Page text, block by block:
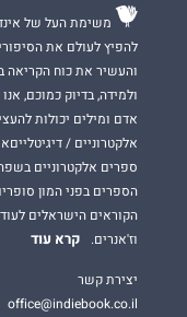
משימת העל של
להפיץ לעולם את
והעשיר את כוח הקריאה
ולמידה, בדיוק כמוכם,
אדם ומילים יכולות
אלקטרוניים /
ספרים אלקטרוניים
הספרים בפני המון
הקוראים הישראלים
וז'אנרים.
קרא עוד
יצירת קשר
office@indiebook.co.il